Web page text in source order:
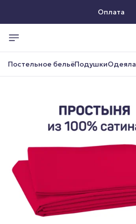
Оплата
Постельное бельёПодушкиОдеяла